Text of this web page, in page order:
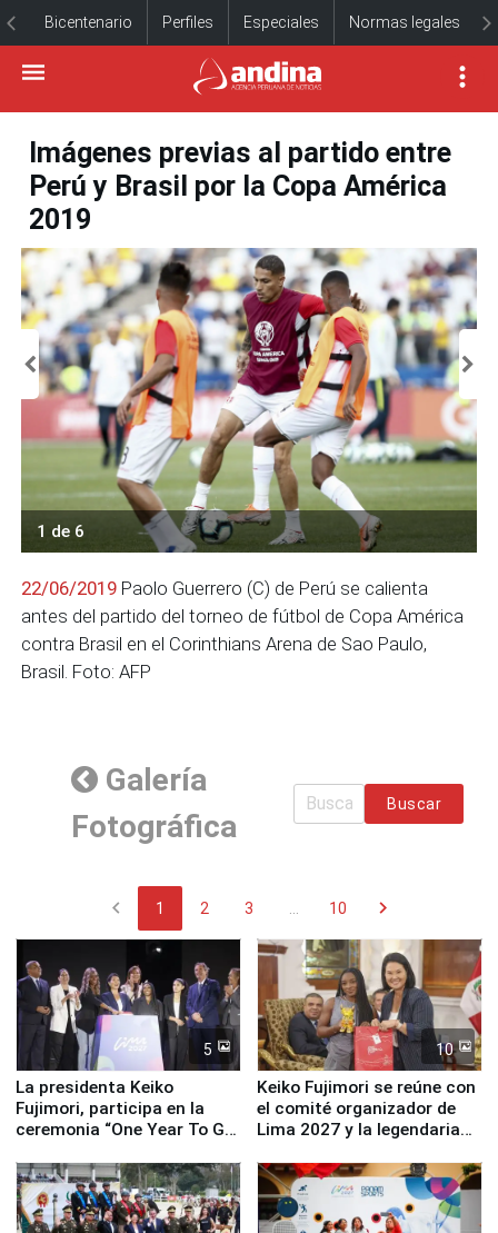
Bicentenario Perfiles Especiales Normas legales
Imágenes previas al partido entre
Perú y Brasil por la Copa América
2019
1 de 6
22/06/2019 Paolo Guerrero (C) de Perú se calienta
antes del partido del torneo de fútbol de Copa América
contra Brasil en el Corinthians Arena de Sao Paulo,
Brasil. Foto: AFP
Galería
Fotográfica
Buscar
chevron_left 1 2 3 10 chevron_right
5
La presidenta Keiko
Fujimori, participa en la
ceremonia “One Year To Go
10
Keiko Fujimori se reúne con
el comité organizador de
Lima 2027 y la legendaria